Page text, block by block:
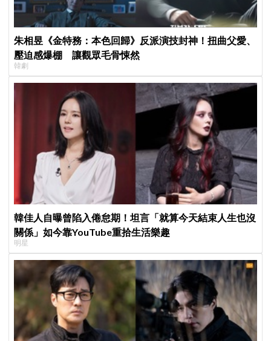
朱相昱《金特務：本色回歸》反派演技封神！扭曲父愛、
壓迫感爆棚 讓觀眾毛骨悚然
韓劇
韓佳人自曝曾陷入倦怠期！坦言「就算今天結束人生也沒
關係」如今靠YouTube重拾生活樂趣
明星